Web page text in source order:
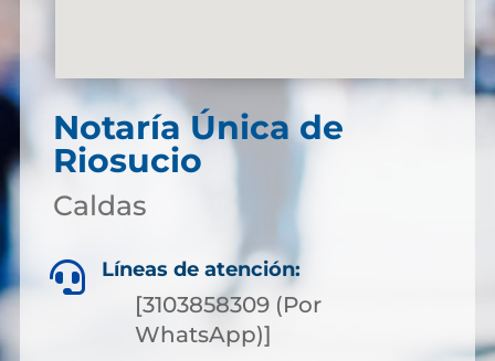
Notaría Única de
Riosucio
Caldas
 Líneas de atención:
[3103858309 (Por
WhatsApp)]